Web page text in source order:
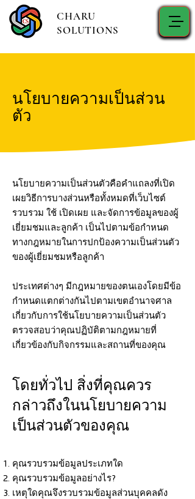
CHARU
SOLUTIONS
นโยบายความเป็นส่วน
ตัว
นโยบายความเป็นส่วนตัวคือคำแถลงที่เปิด
เผยวิธีการบางส่วนหรือทั้งหมดที่เว็บไซต์
รวบรวม ใช้ เปิดเผย และจัดการข้อมูลของผู้
เยี่ยมชมและลูกค้า เป็นไปตามข้อกำหนด
ทางกฎหมายในการปกป้องความเป็นส่วนตัว
ของผู้เยี่ยมชมหรือลูกค้า
ประเทศต่างๆ มีกฎหมายของตนเองโดยมีข้อ
กำหนดแตกต่างกันไปตามเขตอำนาจศาล
เกี่ยวกับการใช้นโยบายความเป็นส่วนตัว
ตรวจสอบว่าคุณปฏิบัติตามกฎหมายที่
เกี่ยวข้องกับกิจกรรมและสถานที่ของคุณ
โดยทั่วไป สิ่งที่คุณควร
กล่าวถึงในนโยบายความ
เป็นส่วนตัวของคุณ
คุณรวบรวมข้อมูลประเภทใด
คุณรวบรวมข้อมูลอย่างไร?
เหตุใดคุณจึงรวบรวมข้อมูลส่วนบุคคลดัง